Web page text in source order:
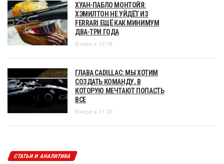
ХУАН-ПАБЛО МОНТОЙЯ:
ХЭМИЛТОН НЕ УЙДЁТ ИЗ
FERRARI ЕЩЁ КАК МИНИМУМ
ДВА-ТРИ ГОДА
Вчера в 12:18
ГЛАВА CADILLAC: МЫ ХОТИМ
СОЗДАТЬ КОМАНДУ, В
КОТОРУЮ МЕЧТАЮТ ПОПАСТЬ
ВСЕ
Вчера в 11:20
СТАТЬИ И АНАЛИТИКА